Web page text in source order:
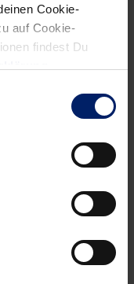
Cookie-
auf Cookie-
findest Du